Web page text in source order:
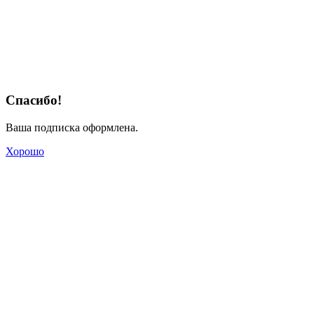
Спасибо!
Ваша подписка оформлена.
Хорошо